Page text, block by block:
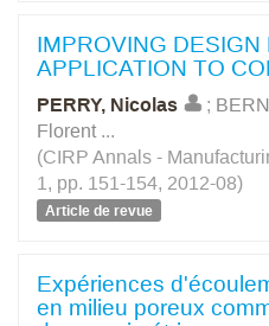
IMPROVING
APPLICATION TO
PERRY, Nicolas ;
Florent ...
(CIRP Annals -
1, pp. 151-154, 2012-08)
Article de revue
Expériences
en milieu poreux